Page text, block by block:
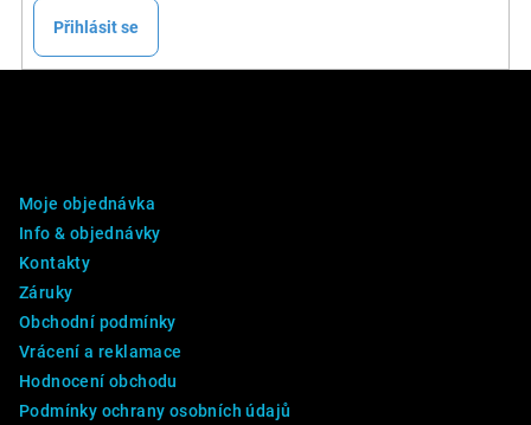
Přihlásit se
Moje objednávka
Info & objednávky
Kontakty
Záruky
Obchodní podmínky
Vrácení a reklamace
Hodnocení obchodu
Podmínky ochrany osobních údajů